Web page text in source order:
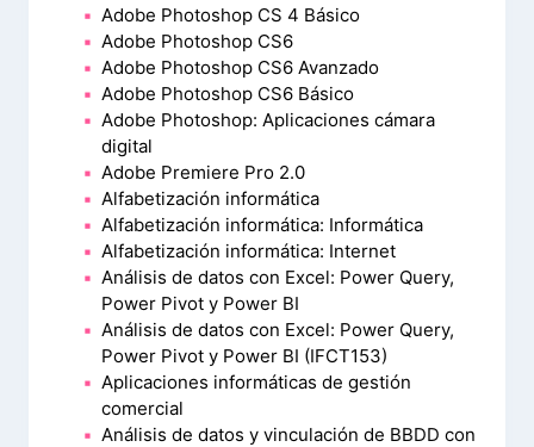
Adobe Photoshop CS 4 Básico
Adobe Photoshop CS6
Adobe Photoshop CS6 Avanzado
Adobe Photoshop CS6 Básico
Adobe Photoshop: Aplicaciones cámara
digital
Adobe Premiere Pro 2.0
Alfabetización informática
Alfabetización informática: Informática
Alfabetización informática: Internet
Análisis de datos con Excel: Power Query,
Power Pivot y Power BI
Análisis de datos con Excel: Power Query,
Power Pivot y Power BI (IFCT153)
Aplicaciones informáticas de gestión
comercial
Análisis de datos y vinculación de BBDD con